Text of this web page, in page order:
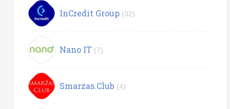
InCredit Group (32)
Nano IT (7)
Smarzas.Club (4)